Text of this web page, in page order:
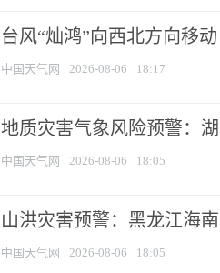
台风“灿鸿”向西北方向移
中国天气网 2026-08-06 18:17
地质灾害气象风险预警：
中国天气网 2026-08-06 18:05
山洪灾害预警：黑龙江海
中国天气网 2026-08-06 18:05